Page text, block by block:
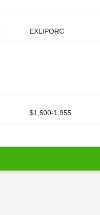
EXLIPORC
$1,600-1,955